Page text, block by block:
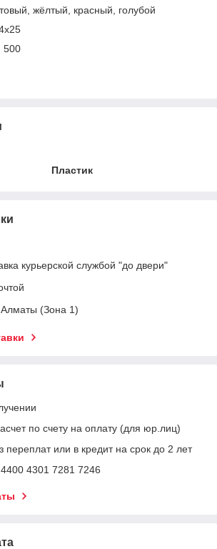
жёлтый, красный, голубой
500
Пластик
курьерской службой "до двери"
Алматы (Зона 1)
по счету на оплату (для юр.лиц)
переплат или в кредит на срок до 2 лет
4301 7281 7246